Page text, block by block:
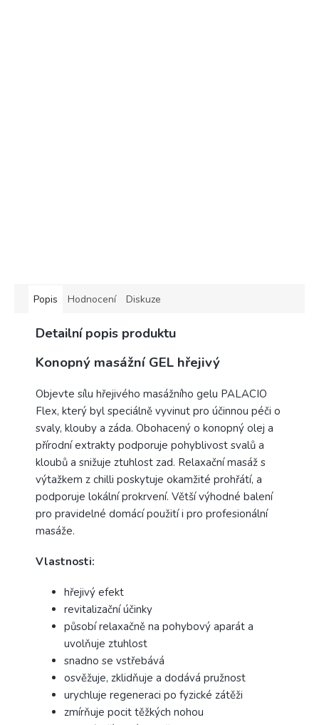
Popis Hodnocení Diskuze
Detailní popis produktu
Konopný masážní GEL hřejivý
Objevte sílu hřejivého masážního gelu PALACIO
Flex, který byl speciálně vyvinut pro účinnou péči o
svaly, klouby a záda. Obohacený o konopný olej a
přírodní extrakty podporuje pohyblivost svalů a
kloubů a snižuje ztuhlost zad. Relaxační masáž s
výtažkem z chilli poskytuje okamžité prohřátí, a
podporuje lokální prokrvení. Větší výhodné balení
pro pravidelné domácí použití i pro profesionální
masáže.
Vlastnosti:
hřejivý efekt
revitalizační účinky
působí relaxačně na pohybový aparát a
uvolňuje ztuhlost
snadno se vstřebává
osvěžuje, zklidňuje a dodává pružnost
urychluje regeneraci po fyzické zátěži
zmírňuje pocit těžkých nohou